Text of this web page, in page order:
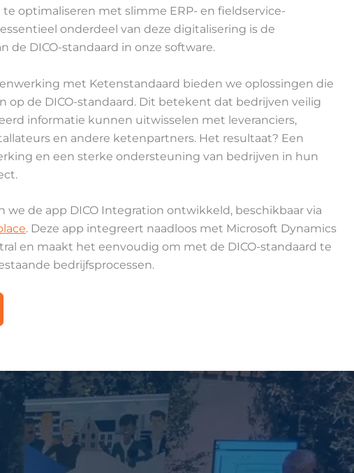
te optimaliseren met slimme ERP- en fieldservice-
onderdeel van deze digitalisering is de
de DICO-standaard in onze software.
met Ketenstandaard bieden we oplossingen die
op de DICO-standaard. Dit betekent dat bedrijven veilig
informatie kunnen uitwisselen met leveranciers,
en andere ketenpartners. Het resultaat? Een
en een sterke ondersteuning van bedrijven in hun
we de app DICO Integration ontwikkeld, beschikbaar via
. Deze app integreert naadloos met Microsoft Dynamics
en maakt het eenvoudig om met de DICO-standaard te
bedrijfsprocessen.